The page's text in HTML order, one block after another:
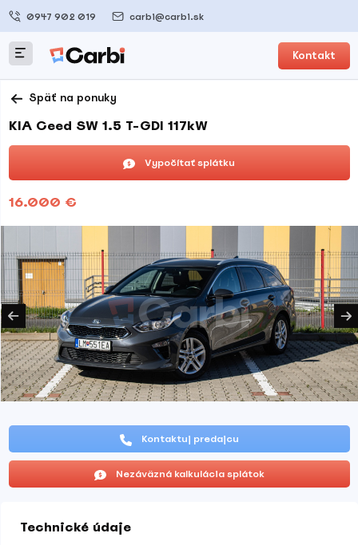
0947 902 019 carbi@carbi.sk
Kontakt
Späť na ponuky
KIA Ceed SW 1.5 T-GDI 117kW
Vypočítať splátku
16.000 €
Kontaktuj predajcu
Nezáväzná kalkulácia splátok
Technické údaje